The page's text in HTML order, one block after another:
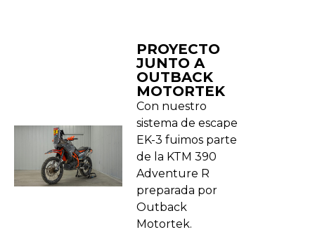
PROYECTO
JUNTO A
OUTBACK
MOTORTEK ​
Con nuestro
sistema de escape
EK-3 fuimos parte
de la KTM 390
Adventure R
preparada por
Outback
Motortek.